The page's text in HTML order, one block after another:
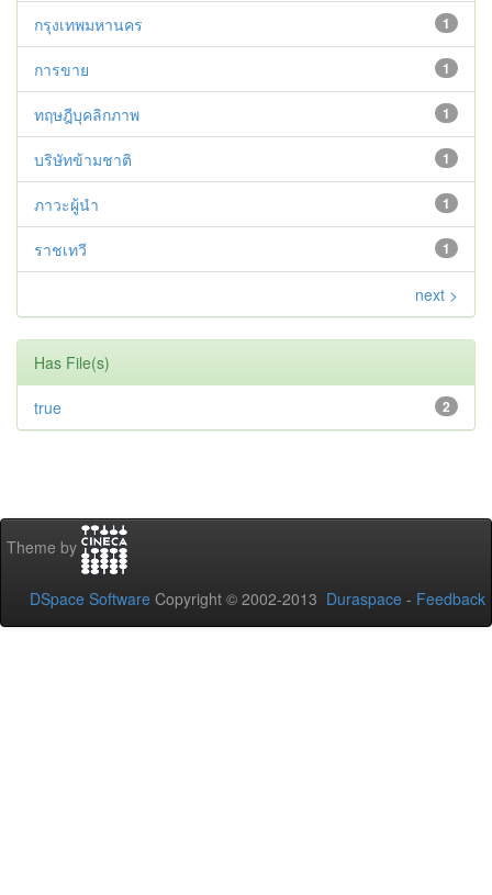
1
กรุงเทพมหานคร
1
การขาย
1
ทฤษฎีบุคลิกภาพ
1
บริษัทข้ามชาติ
1
ภาวะผู้นำ
1
ราชเทวี
next >
Has File(s)
2
true
Theme by
DSpace Software Copyright © 2002-2013 Duraspace - Feedback